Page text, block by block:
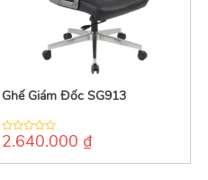
Ghế Giám Đốc SG913
0
of
2.640.000 ₫